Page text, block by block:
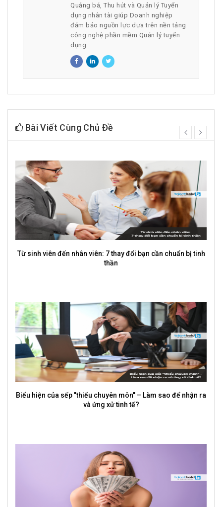
Quảng bá, Thu hút và Quản lý Tuyển
dụng nhân tài giúp Doanh nghiệp
đảm bảo nguồn lực dựa trên nền tảng
công nghệ phần mềm Quản lý tuyển
dụng
Bài Viết Cùng Chủ Đề
Từ sinh viên đến nhân viên: 7 thay đổi bạn cần chuẩn bị tinh
thần
Biểu hiện của sếp "thiếu chuyên môn" – Làm sao để nhận ra
và ứng xử tinh tế?
prev